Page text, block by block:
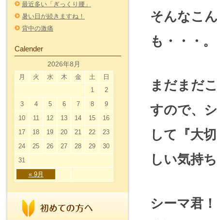
最近多い「ぎっくり腰」
暑い日が続きますね！
背中の激痛
Calender
2026年8月
月 火 水 木 金 土 日
« 9月
1
2
3
4 5 6 7 8
9
10
11 12 13 14 15
16
17
18 19 20 21 22
23
24
25 26 27 28 29
30
31
そんなこ
も・・・
まだまだ
すので、
して『大
しい気持
シーマ君